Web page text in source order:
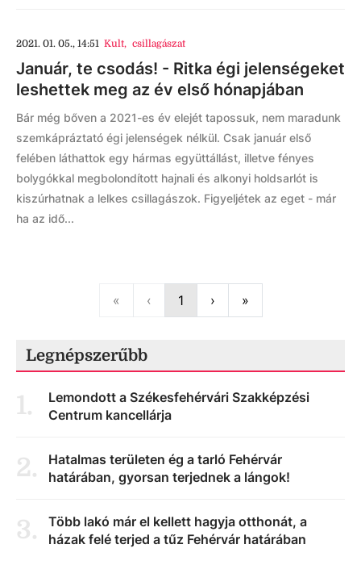
2021. 01. 05., 14:51 Kult, csillagászat
Január, te csodás! - Ritka égi jelenségeket
leshettek meg az év első hónapjában
Bár még bőven a 2021-es év elejét tapossuk, nem maradunk
szemkápráztató égi jelenségek nélkül. Csak január első
felében láthattok egy hármas együttállást, illetve fényes
bolygókkal megbolondított hajnali és alkonyi holdsarlót is
kiszúrhatnak a lelkes csillagászok. Figyeljétek az eget - már
ha az idő...
« ‹Previous
1 ›Next»Last
Legnépszerűbb
1.
Lemondott a Székesfehérvári Szakképzési
Centrum kancellárja
2.
Hatalmas területen ég a tarló Fehérvár
határában, gyorsan terjednek a lángok!
3.
Több lakó már el kellett hagyja otthonát, a
házak felé terjed a tűz Fehérvár határában